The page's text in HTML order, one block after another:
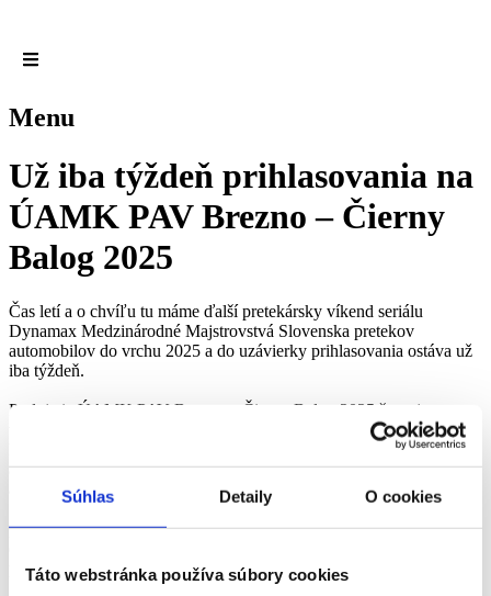
Súhlas Detaily O cookies
Táto webstránka používa súbory cookies
Menu
Už iba týždeň prihlasovania na
ÚAMK PAV Brezno – Čierny
Balog 2025
Čas letí a o chvíľu tu máme ďalší pretekársky víkend seriálu
Dynamax Medzinárodné Majstrovstvá Slovenska pretekov
automobilov do vrchu 2025 a do uzávierky prihlasovania ostáva už
iba týždeň.
Podujatie ÚAMK PAV Brezno – Čierny Balog 2025 štartuje
v dňoch 4. – 6.7.2025 ako štvrtý pretekársky víkend seriálov
Dynamax Medzinárodné Majstrovstvá Slovenska pretekov
automobilov do vrchu 2025, Majstrovstvá Slovenska historických
automobilov, Slovenský kopcový pohár, Toyota Yaris GR Cup, či
Slovenská trofej historických vozidiel pravidelnosti. Ak k tomu
pripočítame aj Majstrovstvá Českej republiky pretekov automobilov
preteky v Čiernom Balogu budú divácky veľmi zaujímavé.